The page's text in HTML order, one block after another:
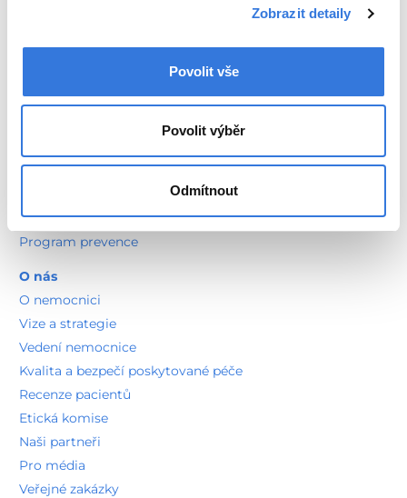
Zobrazit detaily
Povolit vše
Povolit výběr
Odmítnout
Informace pro pozůstalé
Nutriční poradna
Zdravotně sociální služby
Duchovní služby
Program prevence
O nás
O nemocnici
Vize a strategie
Vedení nemocnice
Kvalita a bezpečí poskytované péče
Recenze pacientů
Etická komise
Naši partneři
Pro média
Veřejné zakázky